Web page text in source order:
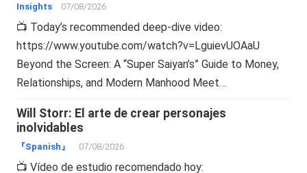
Insights 07/08/2026
📺 Today’s recommended deep-dive video:
https://www.youtube.com/watch?v=LguievUOAaU
Beyond the Screen: A “Super Saiyan’s” Guide to Money,
Relationships, and Modern Manhood Meet…
Will Storr: El arte de crear personajes
inolvidables
『Spanish』 07/08/2026
📺 Vídeo de estudio recomendado hoy: